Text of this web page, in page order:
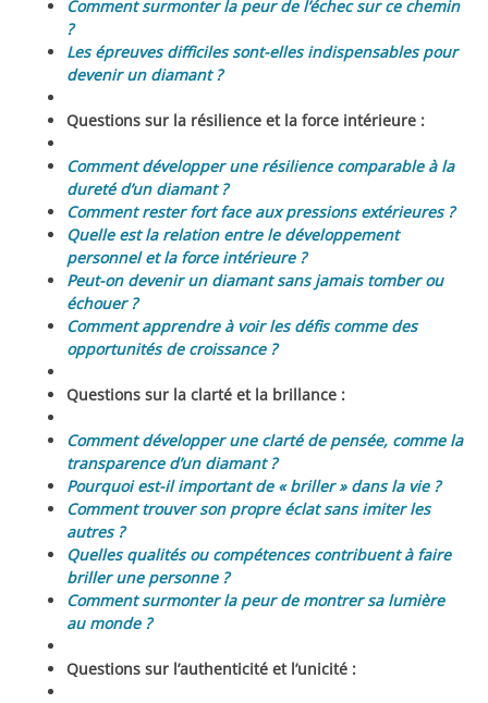
Comment surmonter la peur de l’échec sur ce chemin
?
Les épreuves difficiles sont-elles indispensables pour
devenir un diamant ?
Questions sur la résilience et la force intérieure :
Comment développer une résilience comparable à la
dureté d’un diamant ?
Comment rester fort face aux pressions extérieures ?
Quelle est la relation entre le développement
personnel et la force intérieure ?
Peut-on devenir un diamant sans jamais tomber ou
échouer ?
Comment apprendre à voir les défis comme des
opportunités de croissance ?
Questions sur la clarté et la brillance :
Comment développer une clarté de pensée, comme la
transparence d’un diamant ?
Pourquoi est-il important de « briller » dans la vie ?
Comment trouver son propre éclat sans imiter les
autres ?
Quelles qualités ou compétences contribuent à faire
briller une personne ?
Comment surmonter la peur de montrer sa lumière
au monde ?
Questions sur l’authenticité et l’unicité :